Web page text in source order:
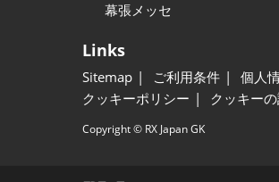
幕張メッセ
Links
Sitemap ご利用条件 個人
クッキーポリシー
クッキー
Copyright © RX Japan GK